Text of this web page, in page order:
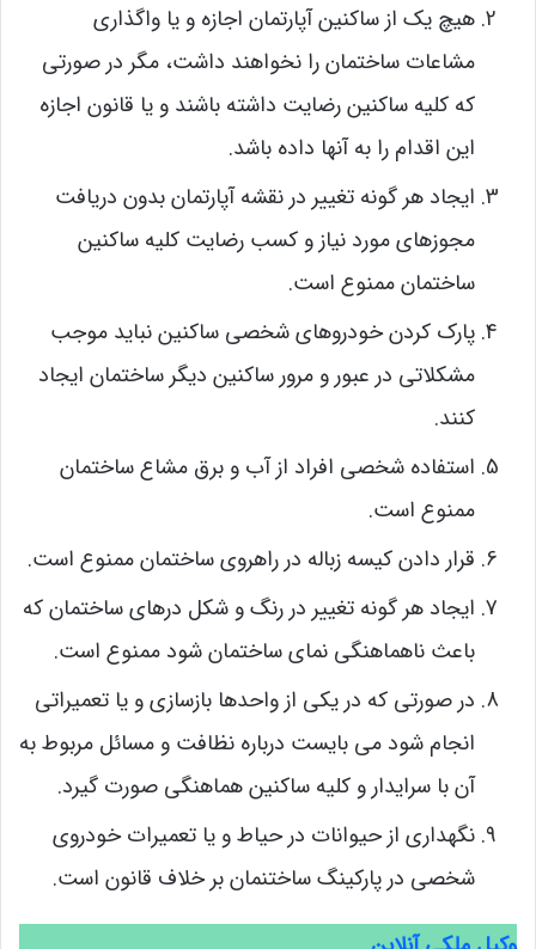
هیچ یک از ساکنین آپارتمان اجازه و یا واگذاری
مشاعات ساختمان را نخواهند داشت، مگر در صورتی
که کلیه ساکنین رضایت داشته باشند و یا قانون اجازه
این اقدام را به آنها داده باشد.
ایجاد هر گونه تغییر در نقشه آپارتمان بدون دریافت
مجوزهای مورد نیاز و کسب رضایت کلیه ساکنین
ساختمان ممنوع است.
پارک کردن خودروهای شخصی ساکنین نباید موجب
مشکلاتی در عبور و مرور ساکنین دیگر ساختمان ایجاد
کنند.
استفاده شخصی افراد از آب و برق مشاع ساختمان
ممنوع است.
قرار دادن کیسه زباله در راهروی ساختمان ممنوع است.
ایجاد هر گونه تغییر در رنگ و شکل درهای ساختمان که
باعث ناهماهنگی نمای ساختمان شود ممنوع است.
در صورتی که در یکی از واحدها بازسازی و یا تعمیراتی
انجام شود می بایست درباره نظافت و مسائل مربوط به
آن با سرایدار و کلیه ساکنین هماهنگی صورت گیرد.
نگهداری از حیوانات در حیاط و یا تعمیرات خودروی
شخصی در پارکینگ ساختنمان بر خلاف قانون است.